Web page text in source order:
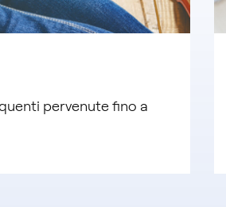
pervenute fino a